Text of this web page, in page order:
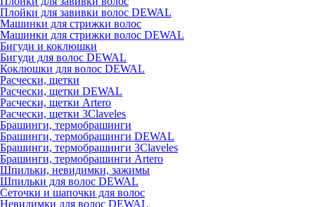
Плойки для завивки волос DEWAL
Машинки для стрижки волос
Машинки для стрижки волос DEWAL
Бигуди и коклюшки
Бигуди для волос DEWAL
Коклюшки для волос DEWAL
Расчески, щетки
Расчески, щетки DEWAL
Расчески, щетки Artero
Расчески, щетки 3Claveles
Брашинги, термобрашинги
Брашинги, термобрашинги DEWAL
Брашинги, термобрашинги 3Claveles
Брашинги, термобрашинги Artero
Шпильки, невидимки, зажимы
Шпильки для волос DEWAL
Сеточки и шапочки для волос
Невидимки для волос DEWAL